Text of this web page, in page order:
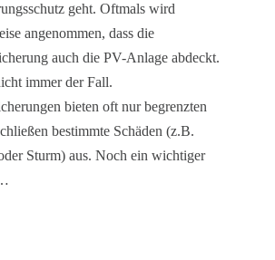
geht. Oftmals wird
angenommen, dass die
auch die PV-Anlage abdeckt.
immer der Fall.
bieten oft nur begrenzten
bestimmte Schäden (z.B.
Sturm) aus. Noch ein wichtiger